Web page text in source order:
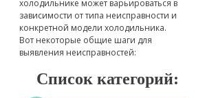
холодильнике может варьироваться в
зависимости от типа неисправности и
конкретной модели холодильника.
Вот некоторые общие шаги для
выявления неисправностей:
Список категорий: